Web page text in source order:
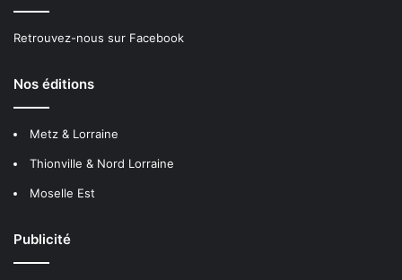
Retrouvez-nous sur Facebook
Nos éditions
Metz & Lorraine
Thionville & Nord Lorraine
Moselle Est
Publicité